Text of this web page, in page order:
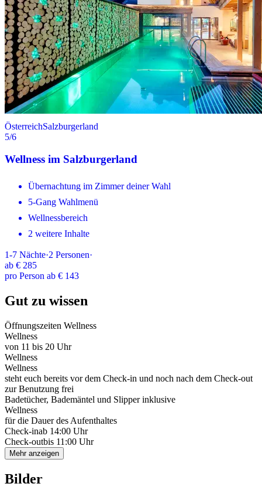
ÖsterreichSalzburgerland
5/6
Wellness im Salzburgerland
Übernachtung im Zimmer deiner Wahl
5-Gang Wahlmenü
Wellnessbereich
2 weitere Inhalte
1-7 Nächte·2 Personen·
ab € 285
pro Person ab € 143
Gut zu wissen
Öffnungszeiten Wellness
Wellness
von 11 bis 20 Uhr
Wellness
Wellness
steht euch bereits vor dem Check-in und noch nach dem Check-out
zur Benutzung frei
Badetücher, Bademäntel und Slipper inklusive
Wellness
für die Dauer des Aufenthaltes
Check-inab 14:00 Uhr
Check-outbis 11:00 Uhr
Mehr anzeigen
Bilder